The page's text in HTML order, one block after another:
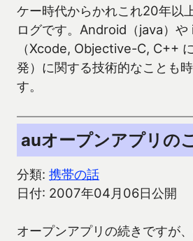
ケー時代からかれこれ20年以
ログです。Android（java）
（Xcode, Objective-C, C++
発）に関する技術的なことも
す。
auオープンアプリの
分類: 携帯の話
日付: 2007年04月06日公開
オープンアプリの続きですが